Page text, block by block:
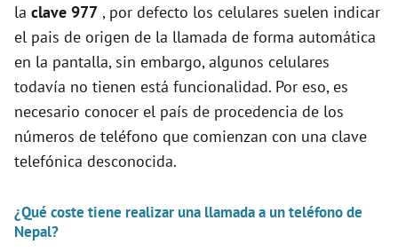
e
o
la clave 977 , por defecto los celulares suelen indicar
el pais de origen de la llamada de forma automática
en la pantalla, sin embargo, algunos celulares
todavía no tienen está funcionalidad. Por eso, es
necesario conocer el país de procedencia de los
números de teléfono que comienzan con una clave
telefónica desconocida.
¿Qué coste tiene realizar una llamada a un teléfono de
Nepal?